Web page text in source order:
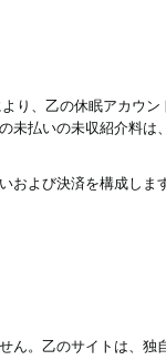
り、乙の休眠アカウン
未払いの未収紹介料は
よび決済を構成します
ん。乙のサイトは、独